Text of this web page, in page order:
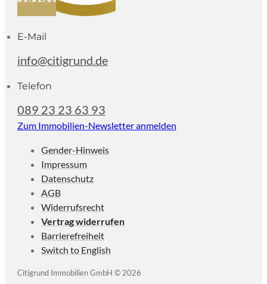
E-Mail
info@citigrund.de
Telefon
089 23 23 63 93
Zum Immobilien-Newsletter anmelden
Citigrund Immobilien GmbH © 2026
Gender-Hinweis
Impressum
Datenschutz
AGB
Widerrufsrecht
Vertrag widerrufen
Barrierefreiheit
Switch to English